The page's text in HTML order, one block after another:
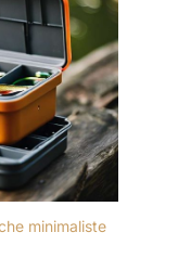
minimaliste